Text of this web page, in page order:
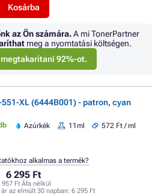
Kosárba
az Ön számára.A mi TonerPartner
meg a nyomtatási költségen.
92%-ot.
551-XL (6444B001) - patron, cyan
Azúrkék 11ml
572 Ft / ml
6 295 Ft
957 Ft Áfa nélkül
az elmúlt 30 napban: 6 295 Ft
alkalmas a termék?